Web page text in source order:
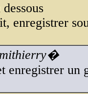
enregistrer
enregistrer un